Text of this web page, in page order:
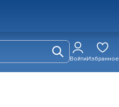
ВойтиИзбранное